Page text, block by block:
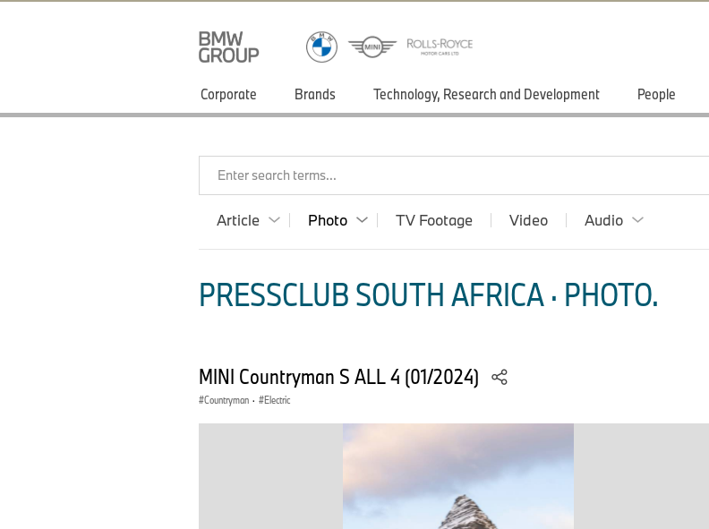
Corporate Brands Technology, Research and Development People
Enter search terms...
Article Photo TV Footage Video Audio
PRESSCLUB SOUTH AFRICA · PHOTO.
MINI Countryman S ALL 4 (01/2024)
Countryman · Electric